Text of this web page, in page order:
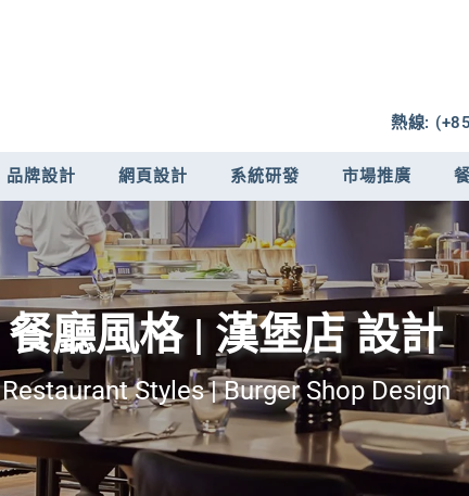
熱線:
品牌設計 網頁設計 系統研發 市場推廣
餐廳風格 | 漢堡店 設計
Restaurant Styles | Burger Shop Design